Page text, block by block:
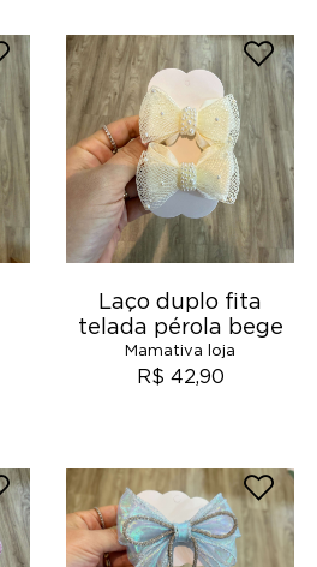
Laço duplo fita
telada pérola bege
Mamativa loja
R$ 42,90